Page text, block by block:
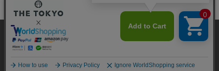
© TOKYO BASE CO., LTD
当サイトはクッキー(cookie)を使用します。クッキーはサイト内
の一部の機能および、サイトの使用状況の分析からマーケティ
ング活動に利用することを目的としています。
プライバシーポリシーはこちら